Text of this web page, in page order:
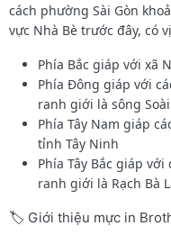
cách phường Sài Gòn
vực Nhà Bè trước đây, có
Phía Bắc giáp với xã
Phía Đông giáp với
ranh giới là sông
Phía Tây Nam giáp
tỉnh Tây Ninh
Phía Tây Bắc giáp
ranh giới là Rạch Bà
🏷️ Giới thiệu mực in